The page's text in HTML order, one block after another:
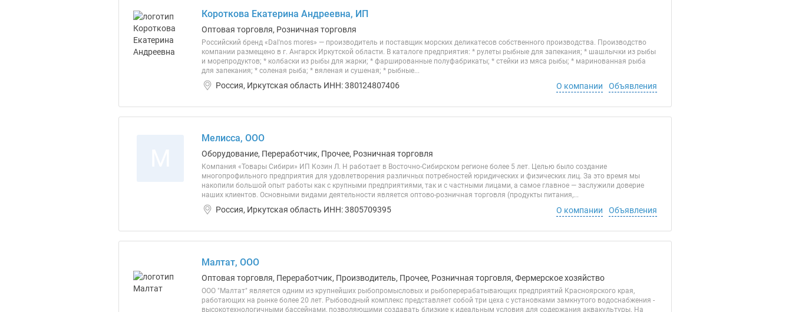
Короткова Екатерина Андреевна, ИП
Оптовая торговля, Розничная торговля
Российский бренд «Dal'nos mores» — производитель и поставщик морских деликатесов собственного производства. Производство
компании размещено в г. Ангарск Иркутской области. В каталоге предприятия: * рулеты рыбные для запекания; * шашлычки из рыбы
и морепродуктов; * колбаски из рыбы для жарки; * фаршированные полуфабрикаты; * стейки из мяса рыбы; * маринованная рыба
для запекания; * соленая рыба; * вяленая и сушеная; * рыбные...
Россия, Иркутская область ИНН: 380124807406 О компании Объявления
Мелисса, ООО
Оборудование, Переработчик, Прочее, Розничная торговля
Компания «Товары Сибири» ИП Козин Л. Н работает в Восточно-Сибирском регионе более 5 лет. Целью было создание
многопрофильного предприятия для удовлетворения различных потребностей юридических и физических лиц. За это время мы
накопили большой опыт работы как с крупными предприятиями, так и с частными лицами, а самое главное — заслужили доверие
наших клиентов. Основными видами деятельности является оптово-розничная торговля (продукты питания,...
Россия, Иркутская область ИНН: 3805709395 О компании Объявления
Малтат, ООО
Оптовая торговля, Переработчик, Производитель, Прочее, Розничная торговля, Фермерское хозяйство
ООО "Малтат" является одним из крупнейших рыбопромысловых и рыбоперерабатывающих предприятий Красноярского края,
работающих на рынке более 20 лет. Рыбоводный комплекс представляет собой три цеха с установками замкнутого водоснабжения -
высокотехнологичными бассейнами, позволяющими создавать близкие к идеальным условия для содержания аквакультуры. На